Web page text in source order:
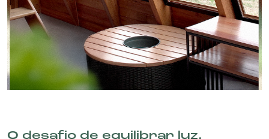
O desafio de equilibrar luz,